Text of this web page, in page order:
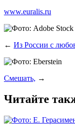
www.euralis.ru
← Из России с
Смешать, →
Читайте